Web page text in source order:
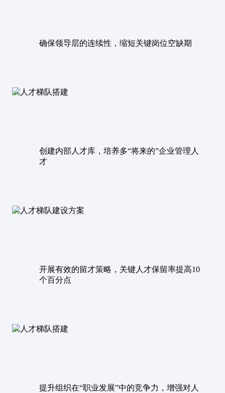
确保领导层的连续性，缩短关键岗位空缺期
创建内部人才库，培养多“将来的”企业管理人
才
开展有效的留才策略，关键人才保留率提高10
个百分点
提升组织在“职业发展”中的竞争力，增强对人